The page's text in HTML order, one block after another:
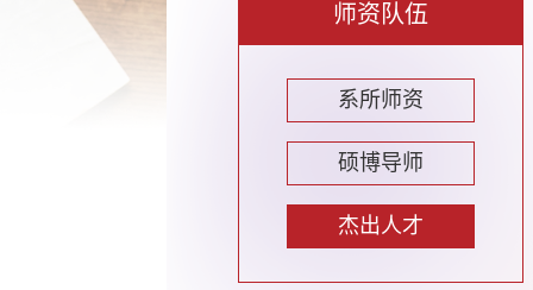
师资队伍
系所师资
硕博导师
杰出人才